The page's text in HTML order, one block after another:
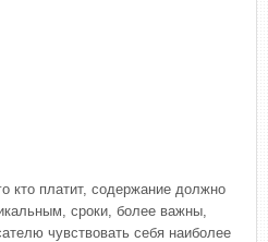
кто платит, содержание должно
сроки, более важны,
чувствовать себя наиболее